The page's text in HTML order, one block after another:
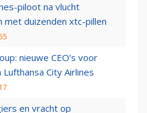
piloot na vlucht
met duizenden xtc-pillen
nieuwe CEO’s voor
City Airlines
en vracht op